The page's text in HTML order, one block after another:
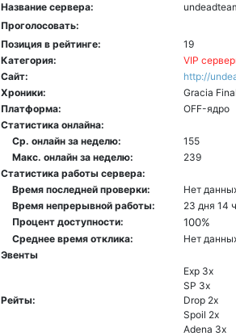
Название сервера:
Проголосовать:
Позиция в рейтинге:
19
Категория:
VIP
Сайт:
http://
Хроники:
Gracia
Платформа:
ОFF-ядро
Статистика онлайна:
Ср. онлайн за неделю:
155
Макс. онлайн за неделю:
239
Статистика работы сервера:
Время последней проверки:
Нет
Время непрерывной работы:
23 дня 14
Процент доступности:
100%
Среднее время отклика:
Нет
Эвенты
Рейты:
Exp 3x
SP 3x
Drop 2x
Spoil 2x
Adena 3x